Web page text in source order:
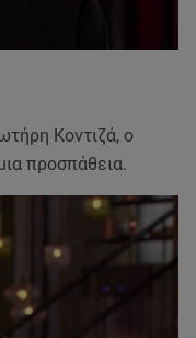
Κοντιζά, ο
προσπάθεια.